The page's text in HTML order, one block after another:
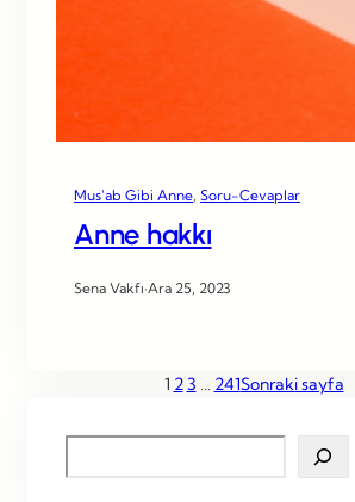
Mus’ab Gibi Anne Soru-Cevaplar
Anne hakkı
Sena Vakfı·Ara 25, 2023
1 23 … 241Sonraki sayfa
e